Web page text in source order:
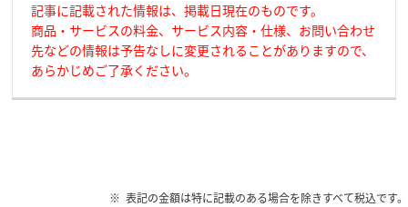
記事に記載された情報は、掲載日現在のものです。
商品・サービスの料金、サービス内容・仕様、お問い合わせ
先などの情報は予告なしに変更されることがありますので、
あらかじめご了承ください。
表記の金額は特に記載のある場合を除きすべて税込です。